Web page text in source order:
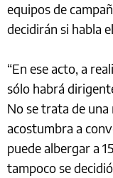
equipos de
decidirán si habla
“En ese acto, a
sólo habrá
No se trata de
acostumbra a
puede albergar a
tampoco se